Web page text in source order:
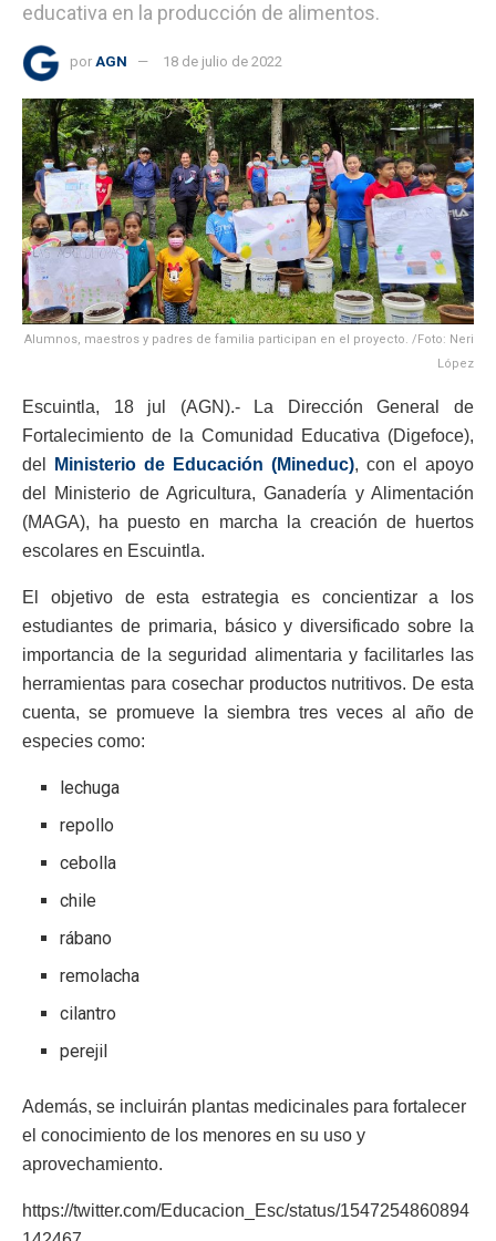
educativa en la producción de alimentos.
por AGN 18 de julio de 2022
Alumnos, maestros y padres de familia participan en el proyecto. /Foto: Neri
López
Escuintla, 18 jul (AGN).- La Dirección General de
Fortalecimiento de la Comunidad Educativa (Digefoce),
del
Ministerio de Educación (Mineduc), con el apoyo
del Ministerio de Agricultura, Ganadería y Alimentación
(MAGA), ha puesto en marcha la creación de huertos
escolares en Escuintla.
El objetivo de esta estrategia es concientizar a los
estudiantes de primaria, básico y diversificado sobre la
importancia de la seguridad alimentaria y facilitarles las
herramientas para cosechar productos nutritivos. De esta
cuenta, se promueve la siembra tres veces al año de
especies como:
lechuga
repollo
cebolla
chile
rábano
remolacha
cilantro
perejil
Además, se incluirán plantas medicinales para fortalecer
el conocimiento de los menores en su uso y
aprovechamiento.
https://twitter.com/Educacion_Esc/status/1547254860894